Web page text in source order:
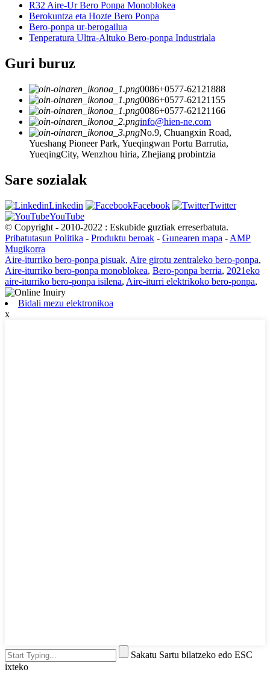
R32 Aire-Ur Bero Ponpa Monoblokea
Berokuntza eta Hozte Bero Ponpa
Bero-ponpa ur-berogailua
Tenperatura Ultra-Altuko Bero-ponpa Industriala
Guri buruz
0086+0577-62121888
0086+0577-62121155
0086+0577-62121166
info@hien-ne.com
No.9, Chuangxin Road,
Yueshang Pioneer Park, Yueqingwan Portu Barrutia,
YueqingCity, Wenzhou hiria, Zhejiang probintzia
Sare sozialak
Linkedin Facebook
Twitter
YouTube
© Copyright - 2010-2022 : Eskubide guztiak erreserbatuta.
Pribatutasun Politika - Produktu beroak - Gunearen mapa - AMP
Mugikorra
Aire-iturriko bero-ponpa pisuak, Aire girotu zentraleko bero-ponpa,
Aire-iturriko bero-ponpa monoblokea, Bero-ponpa berria, 2021eko
aire-iturriko bero-ponpa isilena, Aire-iturri elektrikoko bero-ponpa,
Bidali mezu elektronikoa
x
Sakatu Sartu bilatzeko edo ESC
ixteko